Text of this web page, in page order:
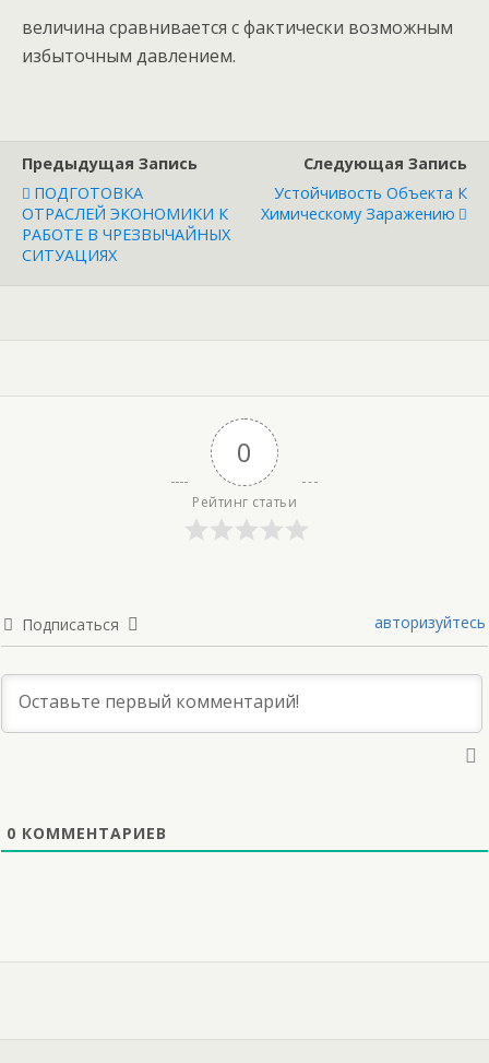
величина сравнивается с фактически возможным
избыточным давлением.
Предыдущая Запись
ПОДГОТОВКА
ОТРАСЛЕЙ ЭКОНОМИКИ К
РАБОТЕ В ЧРЕЗВЫЧАЙНЫХ
СИТУАЦИЯХ
Следующая Запись
Устойчивость Объекта К
Химическому Заражению
0
Рейтинг статьи
Подписаться авторизуйтесь
0 КОММЕНТАРИЕВ